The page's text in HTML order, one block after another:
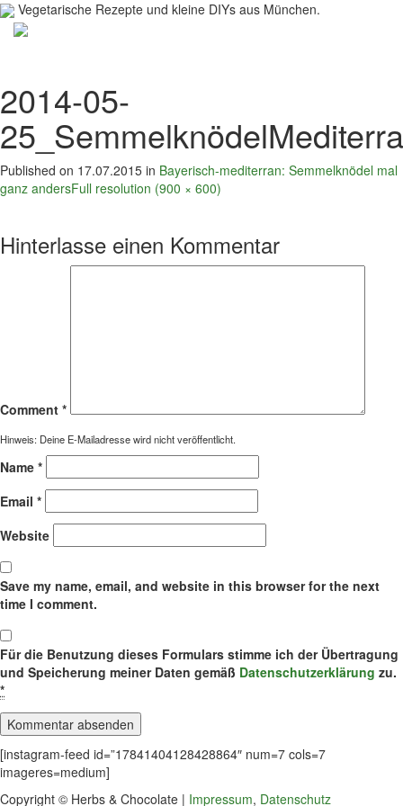
Vegetarische Rezepte und kleine DIYs aus München.
2014-05-
Published on 17.07.2015 in Bayerisch-mediterran: Semmelknödel mal
ganz andersFull resolution (900 × 600)
Hinterlasse einen Kommentar
Comment *
Hinweis: Deine E-Mailadresse wird nicht veröffentlicht.
Name *
Email *
Website
Save my name, email, and website in this browser for the next
time I comment.
Für die Benutzung dieses Formulars stimme ich der Übertragung
und Speicherung meiner Daten gemäß Datenschutzerklärung zu.
*
[instagram-feed id=”17841404128428864″ num=7 cols=7
imageres=medium]
Copyright © Herbs & Chocolate | Impressum, Datenschutz